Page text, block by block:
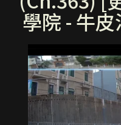
學院 - 牛